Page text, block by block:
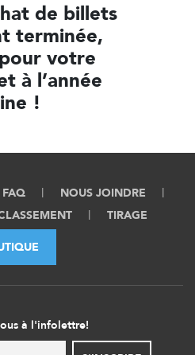
de billets
terminée,
votre
à l’année
!
FAQ
NOUS JOINDRE
TIRAGE
à l'infolettre!